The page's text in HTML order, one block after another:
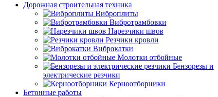
Дорожная строительная техника
Виброплиты
Вибротрамбовки
Нарезчики швов
Резчики кровли
Виброкатки
Молотки отбойные
Бензорезы и
электрические резчики
Керноотборники
Бетонные работы